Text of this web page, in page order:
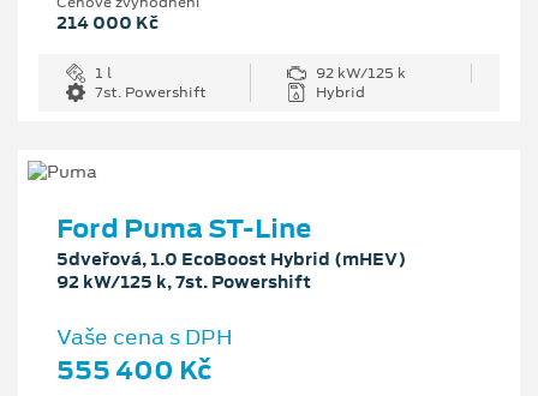
214 000 Kč
1 l
92 kW/125 k
7st. Powershift
Hybrid
Ford Puma ST-Line
5dveřová, 1.0 EcoBoost Hybrid (mHEV)
92 kW/125 k, 7st. Powershift
Vaše cena s DPH
555 400 Kč